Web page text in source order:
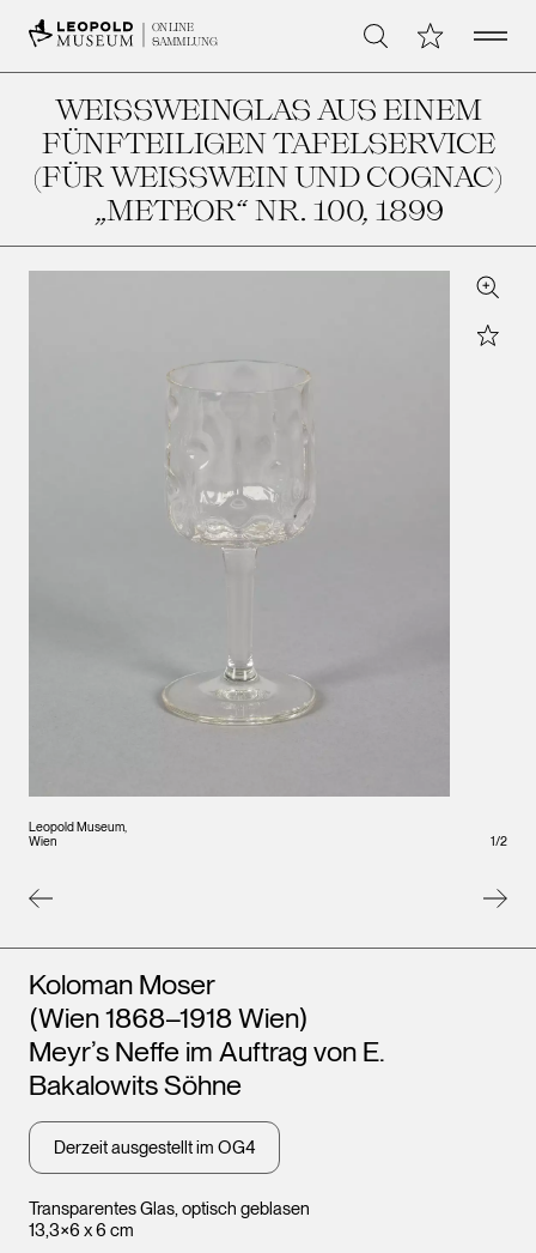
ONLINE
SAMMLUNG
Suche Meine Open
WEISSWEINGLAS AUS EINEM F
ÜNFTEILIGEN TAFELSERVICE (
FÜR WEISSWEIN UND COGNAC) „M
ETEOR“ NR. 100
, 1899
Leopold Museum,
Wien
Zoom
Star
1/2
Transparentes Glas, optisch geblasen
13,3×6 x 6 cm
Künstler*innen
Koloman Moser
(Wien 1868–1918 Wien)
Meyr’s Neffe im Auftrag von E.
Bakalowits Söhne
Derzeit ausgestellt im OG4